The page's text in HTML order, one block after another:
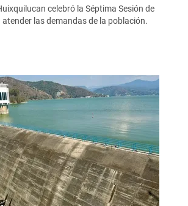
celebró la Séptima Sesión de
las demandas de la población.